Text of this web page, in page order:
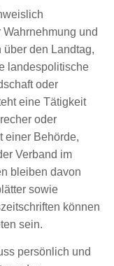
und
den Landtag,
landespolitische
oder
eine Tätigkeit
oder
einer Behörde,
Verband im
bleiben davon
sowie
können
sein.
persönlich und